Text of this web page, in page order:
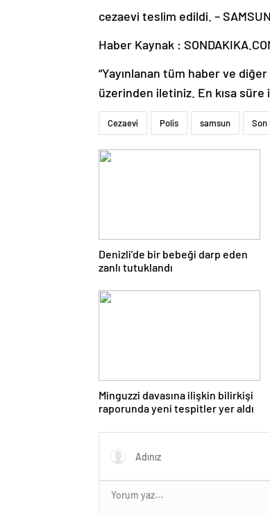
cezaevi teslim edildi. – SAMSUN
Haber Kaynak :
“Yayınlanan tüm haber ve
üzerinden iletiniz. En kısa
Cezaevi Polis samsun Son
Denizli’de bir bebeği darp eden
zanlı tutuklandı
Minguzzi davasına ilişkin bilirkişi
raporunda yeni tespitler yer aldı